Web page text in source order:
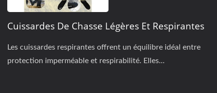
Cuissardes De Chasse Légères Et Respirantes
Les cuissardes respirantes offrent un équilibre idéal entre
protection imperméable et respirabilité. Elles...